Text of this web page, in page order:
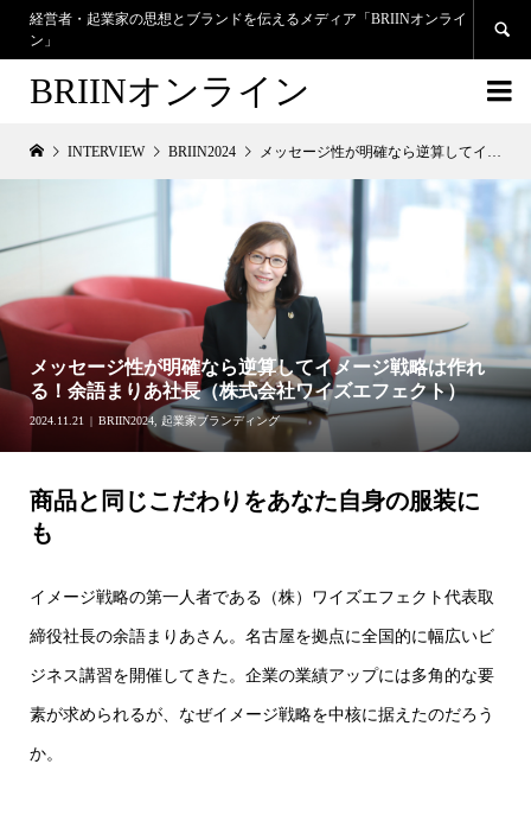
経営者・起業家の思想とブランドを伝えるメディア「BRIINオンライ
ン」

BRIINオンライン 
INTERVIEW BRIIN2024 メッセージ性が明確なら逆算してイメージ戦略は作れる！余語まりあ社長（株式会社ワイズエフェクト）
メッセージ性が明確なら逆算してイメージ戦略は作れ
る！余語まりあ社長（株式会社ワイズエフェクト）
2024.11.21 BRIIN2024, 起業家ブランディング
商品と同じこだわりをあなた自身の服装に
も
イメージ戦略の第一人者である（株）ワイズエフェクト代表取
締役社長の余語まりあさん。名古屋を拠点に全国的に幅広いビ
ジネス講習を開催してきた。企業の業績アップには多角的な要
素が求められるが、なぜイメージ戦略を中核に据えたのだろう
か。